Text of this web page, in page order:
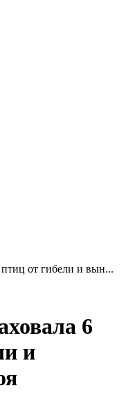
птиц от гибели и вын...
6
и